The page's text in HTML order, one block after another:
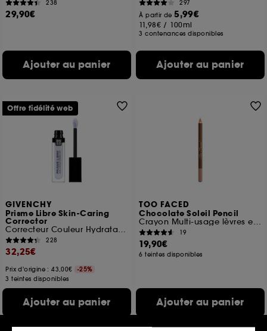
238
29,90€
Ajouter au panier
297
À partir de5,99€
11,98€ / 100ml
3 contenances disponibles
Ajouter au panier
GIVENCHY
Prisme Libre Skin-Caring
Corrector
Correcteur Couleur Hydratation 24H
228
32,25€
Prix d'origine : 43,00€
-25%
3 teintes disponibles
Ajouter au panier
Offre fidélité web
TOO FACED
Chocolate Soleil Pencil
Crayon Multi-usage lèvres et visage
19
19,90€
6 teintes disponibles
Ajouter au panier